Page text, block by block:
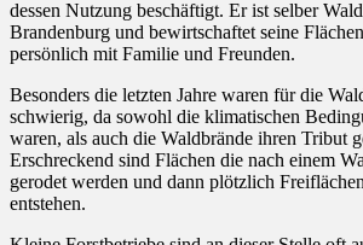
dessen Nutzung beschäftigt. Er ist selber
Brandenburg und bewirtschaftet seine
persönlich mit Familie und Freunden.
Besonders die letzten Jahre waren für die
schwierig, da sowohl die klimatischen
waren, als auch die Waldbrände ihren Tribut
Erschreckend sind Flächen die nach einem
gerodet werden und dann plötzlich
entstehen.